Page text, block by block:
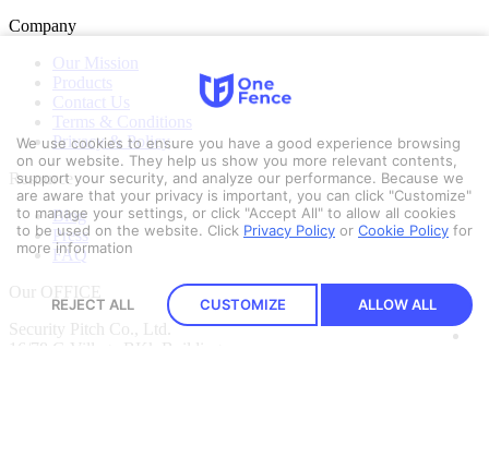
Company
Our Mission
Products
Contact Us
Terms & Conditions
Privacy & Policy
Resource
Blog
Press
FAQ
Our OFFICE
Security Pitch Co., Ltd.
16/78 G Village BKk Building
We use cookies to ensure you have a good experience browsing
on our website. They help us show you more relevant contents,
support your security, and analyze our performance. Because we
are aware that your privacy is important, you can click "Customize"
to manage your settings, or click "Accept All" to allow all cookies
to be used on the website. Click Privacy Policy or Cookie Policy for
more information
REJECT ALL CUSTOMIZE ALLOW ALL